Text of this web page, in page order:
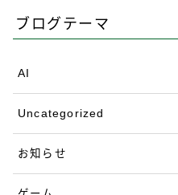
ブログテーマ
AI
Uncategorized
お知らせ